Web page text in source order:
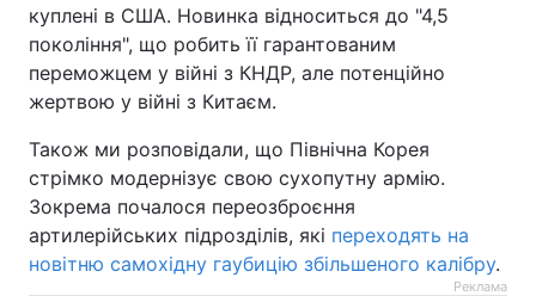
куплені в США. Новинка відноситься до "4,5
покоління", що робить її гарантованим
переможцем у війні з КНДР, але потенційно
жертвою у війні з Китаєм.
Також ми розповідали, що Північна Корея
стрімко модернізує свою сухопутну армію.
Зокрема почалося переозброєння
артилерійських підрозділів, які переходять на
новітню самохідну гаубицію збільшеного калібру.
Реклама